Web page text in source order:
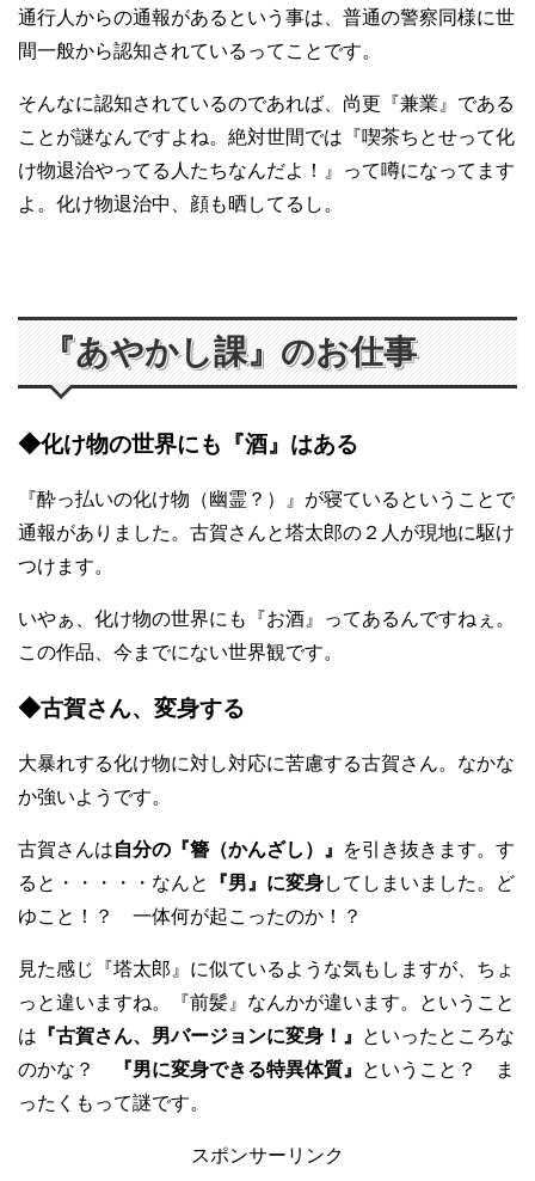
通行人からの通報があるという事は、普通の警察同様に世
間一般から認知されているってことです。
そんなに認知されているのであれば、尚更『兼業』である
ことが謎なんですよね。絶対世間では『喫茶ちとせって化
け物退治やってる人たちなんだよ！』って噂になってます
よ。化け物退治中、顔も晒してるし。
『あやかし課』のお仕事
◆化け物の世界にも『酒』はある
『酔っ払いの化け物（幽霊？）』が寝ているということで
通報がありました。古賀さんと塔太郎の２人が現地に駆け
つけます。
いやぁ、化け物の世界にも『お酒』ってあるんですねぇ。
この作品、今までにない世界観です。
◆古賀さん、変身する
大暴れする化け物に対し対応に苦慮する古賀さん。なかな
か強いようです。
古賀さんは自分の『簪（かんざし）』
を引き抜きます。す
ると・・・・・なんと
『男』に変身してしまいました。ど
ゆこと！？ 一体何が起こったのか！？
見た感じ『塔太郎』に似ているような気もしますが、ちょ
っと違いますね。『前髪』なんかが違います。ということ
は 『古賀さん、男バージョンに変身！』
といったところな
のかな？
『男に変身できる特異体質』
ということ？ ま
ったくもって謎です。
スポンサーリンク